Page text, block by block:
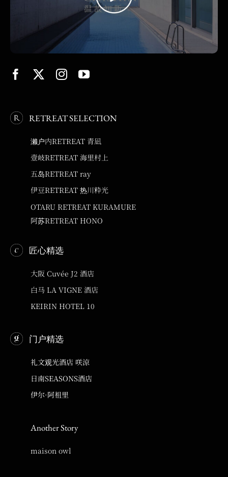
RETREAT SELECTION
濑户内RETREAT 青凪
壹岐RETREAT 海里村上
五岛RETREAT ray
伊豆RETREAT 热川粋光
OTARU RETREAT KURAMURE
阿苏RETREAT HONO
匠心精选
大阪 Cuvée J2 酒店
白马 LA VIGNE 酒店
KEIRIN HOTEL 10
门户精选
礼文观光酒店 咲涼
日南SEASONS酒店
伊尔·阿祖里
Another Story
maison owl